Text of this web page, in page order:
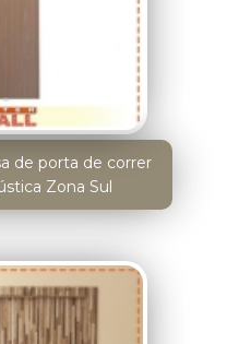
de porta de correr
Zona Sul